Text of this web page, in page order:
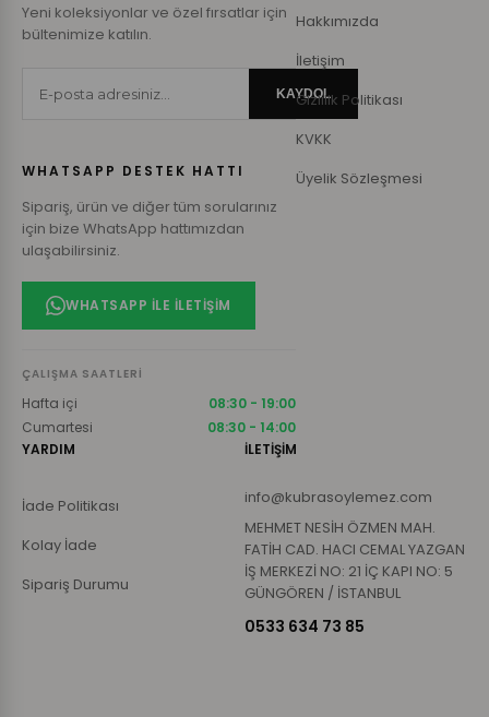
Yeni koleksiyonlar ve özel fırsatlar için
bültenimize katılın.
KAYDOL
WHATSAPP DESTEK HATTI
Sipariş, ürün ve diğer tüm sorularınız
için bize WhatsApp hattımızdan
ulaşabilirsiniz.
WHATSAPP ILE İLETIŞIM
ÇALIŞMA SAATLERI
Hafta içi
08:30 - 19:00
Cumartesi
08:30 - 14:00
Hakkımızda
İletişim
Gizlilik Politikası
KVKK
Üyelik Sözleşmesi
YARDIM
İade Politikası
Kolay İade
Sipariş Durumu
İLETİŞİM
info@kubrasoylemez.com
MEHMET NESİH ÖZMEN MAH.
FATİH CAD. HACI CEMAL YAZGAN
İŞ MERKEZİ NO: 21 İÇ KAPI NO: 5
GÜNGÖREN / İSTANBUL
0533 634 73 85